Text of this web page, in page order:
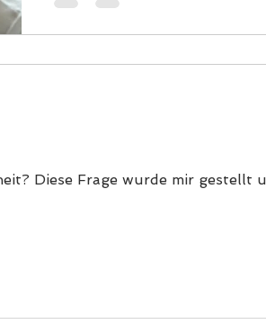
Diese Frage wurde mir gestellt